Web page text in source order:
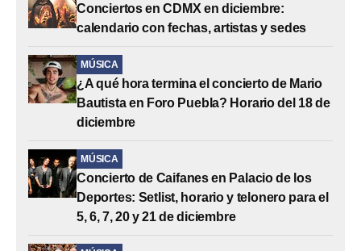
Conciertos en CDMX en diciembre:
calendario con fechas, artistas y sedes
MÚSICA
¿A qué hora termina el concierto de Mario
Bautista en Foro Puebla? Horario del 18 de
diciembre
MÚSICA
Concierto de Caifanes en Palacio de los
Deportes: Setlist, horario y telonero para el
5, 6, 7, 20 y 21 de diciembre